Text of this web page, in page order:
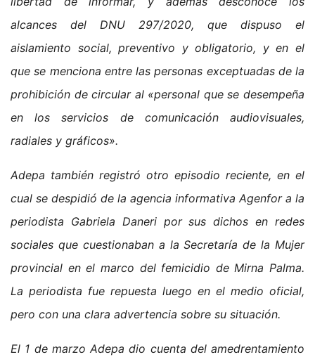
alcances del DNU 297/2020, que dispuso el
aislamiento social, preventivo y obligatorio, y en el
que se menciona entre las personas exceptuadas de la
prohibición de circular al «personal que se desempeña
en los servicios de comunicación audiovisuales,
radiales y gráficos».
Adepa también registró otro episodio reciente, en el
cual se despidió de la agencia informativa Agenfor a la
periodista Gabriela Daneri por sus dichos en redes
sociales que cuestionaban a la Secretaría de la Mujer
provincial en el marco del femicidio de Mirna Palma.
La periodista fue repuesta luego en el medio oficial,
pero con una clara advertencia sobre su situación.
El 1 de marzo Adepa dio cuenta del amedrentamiento